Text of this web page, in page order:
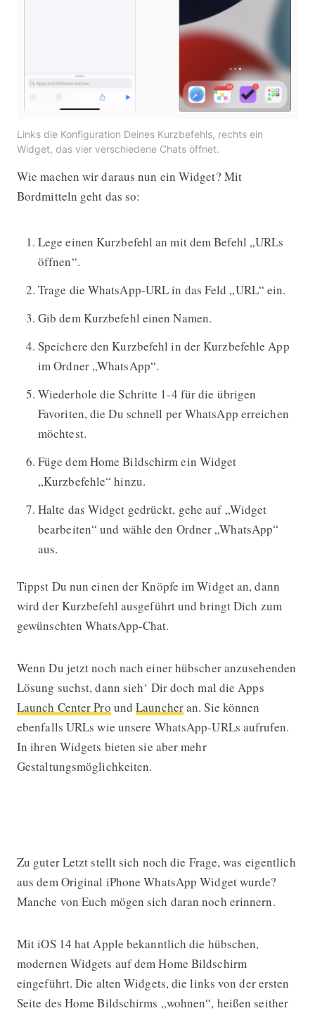
Links die Konfiguration Deines Kurzbefehls, rechts ein
Widget, das vier verschiedene Chats öffnet.
Wie machen wir daraus nun ein Widget? Mit
Bordmitteln geht das so:
Lege einen Kurzbefehl an mit dem Befehl „URLs
öffnen“.
Trage die WhatsApp-URL in das Feld „URL“ ein.
Gib dem Kurzbefehl einen Namen.
Speichere den Kurzbefehl in der Kurzbefehle App
im Ordner „WhatsApp“.
Wiederhole die Schritte 1-4 für die übrigen
Favoriten, die Du schnell per WhatsApp erreichen
möchtest.
Füge dem Home Bildschirm ein Widget
„Kurzbefehle“ hinzu.
Halte das Widget gedrückt, gehe auf „Widget
bearbeiten“ und wähle den Ordner „WhatsApp“
aus.
Tippst Du nun einen der Knöpfe im Widget an, dann
wird der Kurzbefehl ausgeführt und bringt Dich zum
gewünschten WhatsApp-Chat.
Wenn Du jetzt noch nach einer hübscher anzusehenden
Lösung suchst, dann sieh‘ Dir doch mal die Apps
Launch Center Pro undLauncheran. Sie können
ebenfalls URLs wie unsere WhatsApp-URLs aufrufen.
In ihren Widgets bieten sie aber mehr
Gestaltungsmöglichkeiten.
Zu guter Letzt stellt sich noch die Frage, was eigentlich
aus dem Original iPhone WhatsApp Widget wurde?
Manche von Euch mögen sich daran noch erinnern.
Mit iOS 14 hat Apple bekanntlich die hübschen,
modernen Widgets auf dem Home Bildschirm
eingeführt. Die alten Widgets, die links von der ersten
Seite des Home Bildschirms „wohnen“, heißen seither